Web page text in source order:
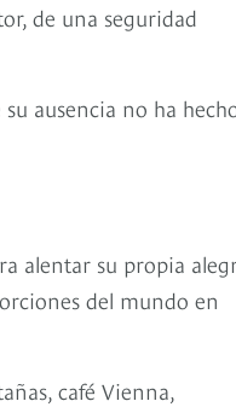
de una seguridad
ausencia no ha
alentar su propia
del mundo en
café Vienna,